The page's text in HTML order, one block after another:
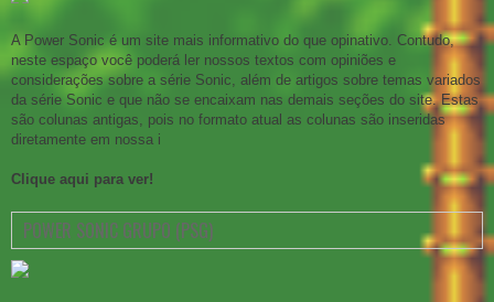
A Power Sonic é um site mais informativo do que opinativo. Contudo,
neste espaço você poderá ler nossos textos com opiniões e
considerações sobre a série Sonic, além de artigos sobre temas variados
da série Sonic e que não se encaixam nas demais seções do site. Estas
são colunas antigas, pois no formato atual as colunas são inseridas
diretamente em nossa i
Clique aqui para ver!
POWER SONIC GRUPO (PSG)